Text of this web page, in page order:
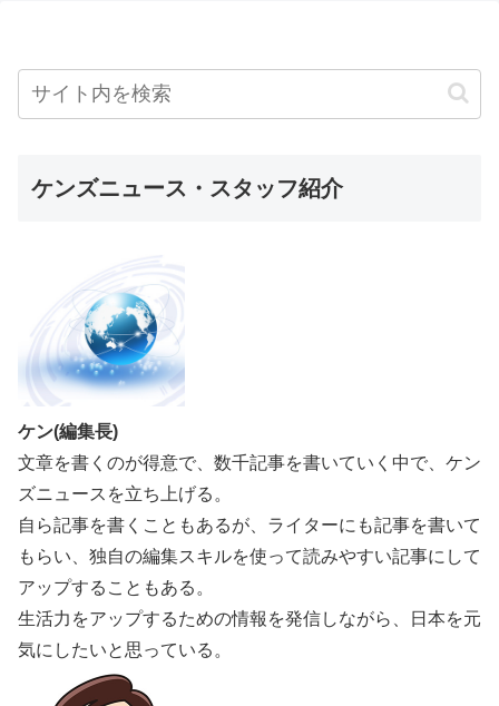
ケンズニュース・スタッフ紹介
ケン(編集長)
文章を書くのが得意で、数千記事を書いていく中で、ケン
ズニュースを立ち上げる。
自ら記事を書くこともあるが、ライターにも記事を書いて
もらい、独自の編集スキルを使って読みやすい記事にして
アップすることもある。
生活力をアップするための情報を発信しながら、日本を元
気にしたいと思っている。